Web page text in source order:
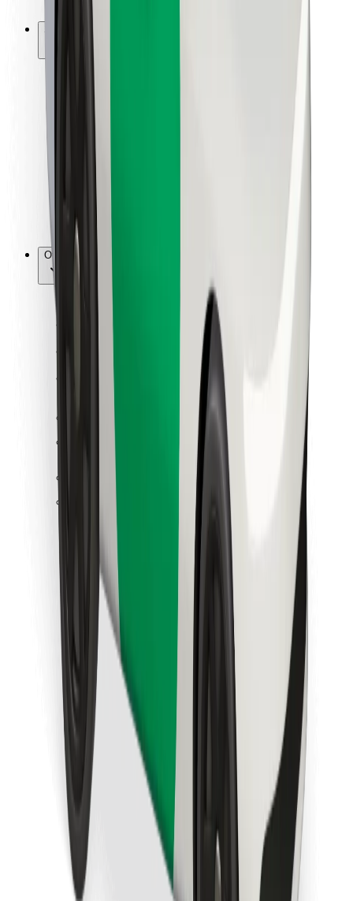
Estaciones de carga de Bolt
Soporte
Para usuarios
Para repartidores
Bolt Food
Para restaurantes
Bolt para empresas
Otros
Seguridad
Consigue un viaje en minutos
Descargar la app de Bolt
Encuentra tu comida favorita
Descargar la app de Bolt Food